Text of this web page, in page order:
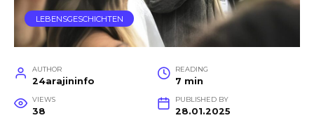
LEBENSGESCHICHTEN
AUTHOR
24arajininfo
READING
7 min
VIEWS
38
PUBLISHED BY
28.01.2025